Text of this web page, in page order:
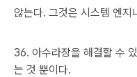
않는다. 그것은 시스템 엔지
36. 아수라장을 해결할 수
는 것 뿐이다.